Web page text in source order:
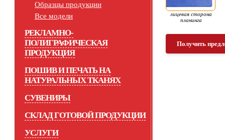
Образцы продукции
Все модели
РЕКЛАМНО-
ПОЛИГРАФИЧЕСКАЯ
ПРОДУКЦИЯ
ПОШИВ И ПЕЧАТЬ НА
НАТУРАЛЬНЫХ ТКАНЯХ
СУВЕНИРЫ
СКЛАД ГОТОВОЙ ПРОДУКЦИИ
УСЛУГИ
лицевая сторона
планинга
Получить